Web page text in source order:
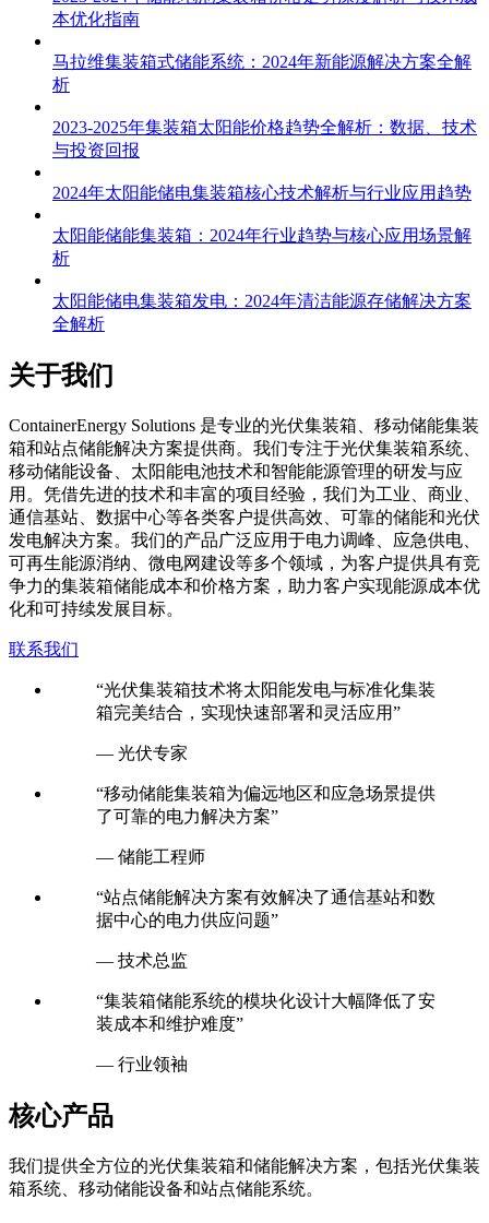
本优化指南
马拉维集装箱式储能系统：2024年新能源解决方案全解
析
2023-2025年集装箱太阳能价格趋势全解析：数据、技术
与投资回报
2024年太阳能储电集装箱核心技术解析与行业应用趋势
太阳能储能集装箱：2024年行业趋势与核心应用场景解
析
太阳能储电集装箱发电：2024年清洁能源存储解决方案
全解析
关于我们
ContainerEnergy Solutions 是专业的光伏集装箱、移动储能集装
箱和站点储能解决方案提供商。我们专注于光伏集装箱系统、
移动储能设备、太阳能电池技术和智能能源管理的研发与应
用。凭借先进的技术和丰富的项目经验，我们为工业、商业、
通信基站、数据中心等各类客户提供高效、可靠的储能和光伏
发电解决方案。我们的产品广泛应用于电力调峰、应急供电、
可再生能源消纳、微电网建设等多个领域，为客户提供具有竞
争力的集装箱储能成本和价格方案，助力客户实现能源成本优
化和可持续发展目标。
联系我们
“光伏集装箱技术将太阳能发电与标准化集装
箱完美结合，实现快速部署和灵活应用”
— 光伏专家
“移动储能集装箱为偏远地区和应急场景提供
了可靠的电力解决方案”
— 储能工程师
“站点储能解决方案有效解决了通信基站和数
据中心的电力供应问题”
— 技术总监
“集装箱储能系统的模块化设计大幅降低了安
装成本和维护难度”
— 行业领袖
核心产品
我们提供全方位的光伏集装箱和储能解决方案，包括光伏集装
箱系统、移动储能设备和站点储能系统。